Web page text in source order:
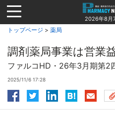
Jump
to
navigation
2026年8月7
トップページ > 薬局
調剤薬局事業は営業
ファルコHD・26年3月期第2
2025/11/6 17:28